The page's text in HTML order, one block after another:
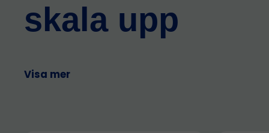
skala upp
Visa mer